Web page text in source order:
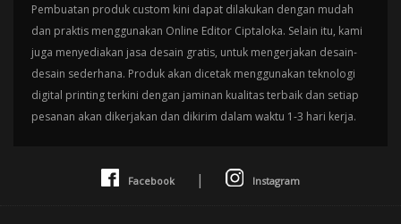
Pembuatan produk custom kini dapat dilakukan dengan mudah
dan praktis menggunakan Online Editor Ciptaloka. Selain itu, kami
juga menyediakan jasa desain gratis, untuk mengerjakan desain-
desain sederhana. Produk akan dicetak menggunakan teknologi
digital printing terkini dengan jaminan kualitas terbaik dan setiap
pesanan akan dikerjakan dan dikirim dalam waktu 1-3 hari kerja.
Facebook | Instagram